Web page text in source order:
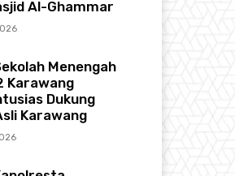
PAN Karawang Lantik
6 Kursi di Pemilu 2029
Al-Ghammar
Menengah
Karawang
Dukung
Karawang